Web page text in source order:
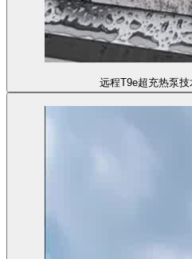
远程T9e超充热泵